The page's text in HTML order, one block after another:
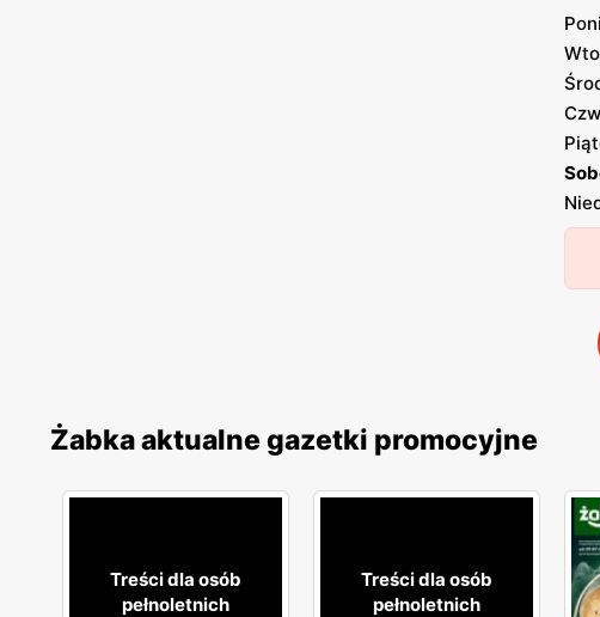
Żabka aktualne gazetki promocyjne
Treści dla osób
pełnoletnich
Treści dla osób
pełnoletnich